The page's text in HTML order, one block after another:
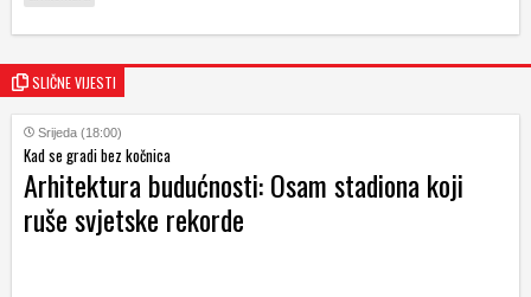
SLIČNE VIJESTI
Srijeda (18:00)
Kad se gradi bez kočnica
Arhitektura budućnosti: Osam stadiona koji
ruše svjetske rekorde